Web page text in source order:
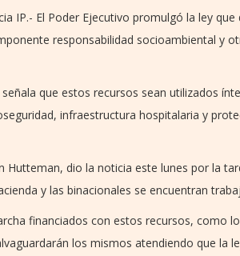
IP.- El Poder Ejecutivo promulgó la ley
responsabilidad socioambiental y
que estos recursos sean utilizados
infraestructura hospitalaria y
Hutteman, dio la noticia este lunes por la
y las binacionales se encuentran
financiados con estos recursos, como
los mismos atendiendo que la